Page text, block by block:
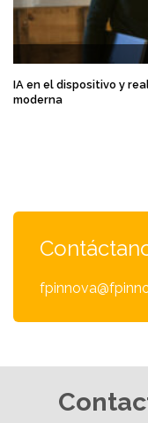
IA en el dispositivo y
moderna